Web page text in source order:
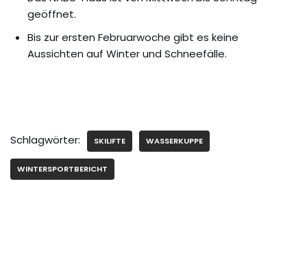
geöffnet.
Bis zur ersten Februarwoche gibt es keine
Aussichten auf Winter und Schneefälle.
Schlagwörter: SKILIFTE WASSERKUPPE
WINTERSPORTBERICHT